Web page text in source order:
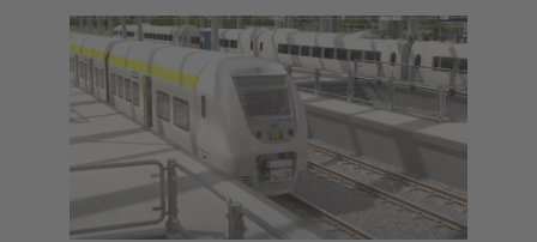
inox della serie Han‑INOX® di HARTING, il
Gruppo Tecnologico presenterà la nuova variante
IP65/67 del telaio di docking Han®, per connessioni
sicure anche senza contatto visivo. La gamma IP67
è completata dal nuovo switch Ethernet IP67 SPE
per una trasmissione sicura dei dati in ambienti
gravosi.